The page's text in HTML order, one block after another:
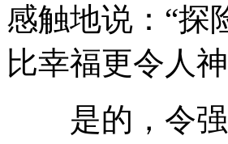
感触地说：“探
比幸福更令人
是的，令强